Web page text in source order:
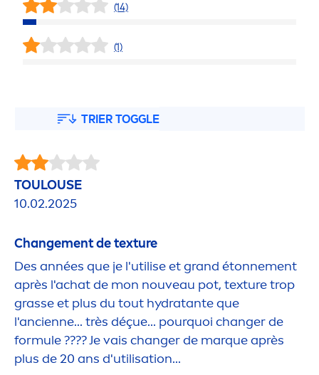
(14)
(1)
TRIER TOGGLE
TOULOUSE
10.02.2025
Changement de texture
Des années que je l'utilise et grand étonnement
après l'achat de mon nouveau pot, texture trop
grasse et plus du tout hydratante que
l'ancienne... très déçue... pourquoi changer de
formule ???? Je vais changer de marque après
plus de 20 ans d'utilisation...